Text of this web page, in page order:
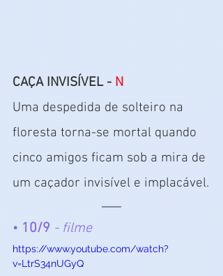
CAÇA INVISÍVEL - N
Uma despedida de solteiro na
floresta torna-se mortal quando
cinco amigos ficam sob a mira de
um caçador invisível e implacável.
• 10/9 - filme
https://www.youtube.com/watch?
v=LtrS34nUGyQ